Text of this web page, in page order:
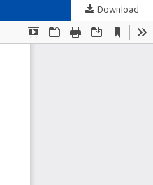
Download